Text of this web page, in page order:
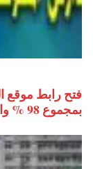
بمجموع 98 % والأوراق المطلوبة